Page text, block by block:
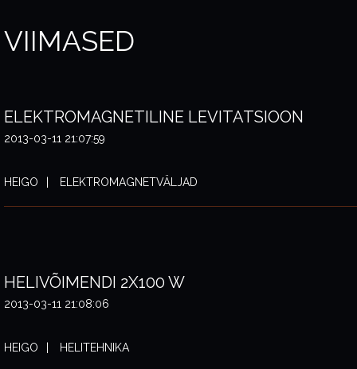
VIIMASED
ELEKTROMAGNETILINE LEVITATSIOON
2013-03-11 21:07:59
HEIGO ELEKTROMAGNETVÄLJAD
HELIVÕIMENDI 2X100 W
2013-03-11 21:08:06
HEIGO HELITEHNIKA